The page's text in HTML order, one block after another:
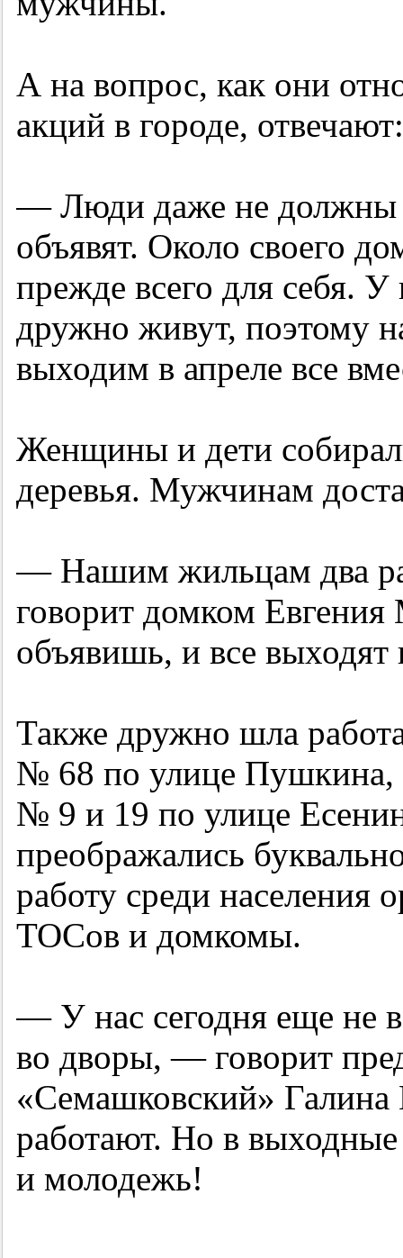
А на вопрос, как они
акций в городе, отвечают:
— Люди даже не должны
объявят. Около своего
прежде всего для себя.
дружно живут, поэтому
выходим в апреле все
Женщины и дети
деревья. Мужчинам
— Нашим жильцам два
говорит домком
объявишь, и все выходят
Также дружно шла
№ 68 по улице Пушкина,
№ 9 и 19 по улице
преображались
работу среди населения
ТОСов и домкомы.
— У нас сегодня еще не
во дворы, — говорит
«Семашковский»
работают. Но в
и молодежь!